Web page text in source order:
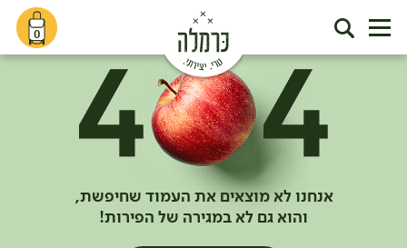
0
אנחנו לא מוצאים את העמוד שחיפשת,
והוא גם לא במגירה של הפירות!